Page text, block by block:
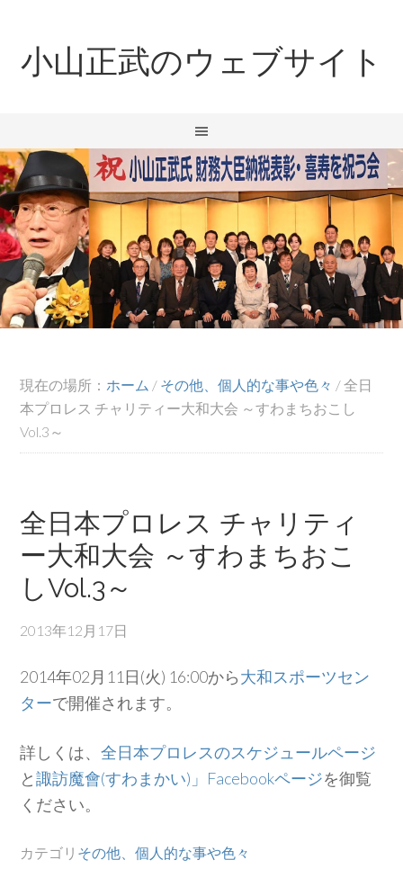
小山正武のウェブサイト
現在の場所： ホーム / その他、個人的な事や色々 /全日
本プロレス チャリティー大和大会 ～すわまちおこし
Vol.3～
全日本プロレス チャリティ
ー大和大会 ～すわまちおこ
しVol.3～
2013年12月17日
2014年02月11日(火) 16:00から大和スポーツセン
ターで開催されます。
詳しくは、全日本プロレスのスケジュールページ
と諏訪魔會(すわまかい)」Facebookページを御覧
ください。
カテゴリ その他、個人的な事や色々